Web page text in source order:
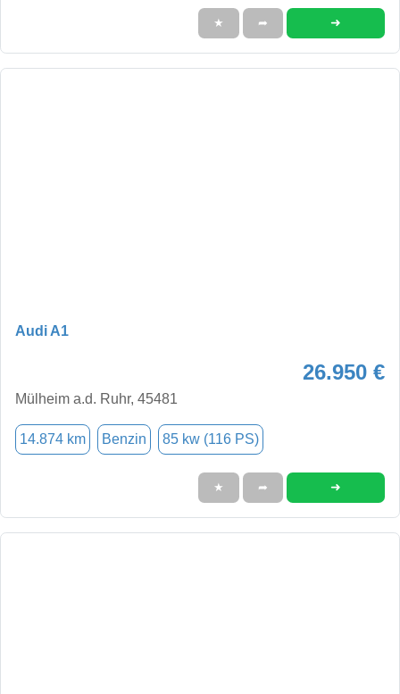
★ ➦ ➜
Audi A1
26.950 €
Mülheim a.d. Ruhr, 45481
14.874 km Benzin 85 kw (116 PS)
★ ➦ ➜